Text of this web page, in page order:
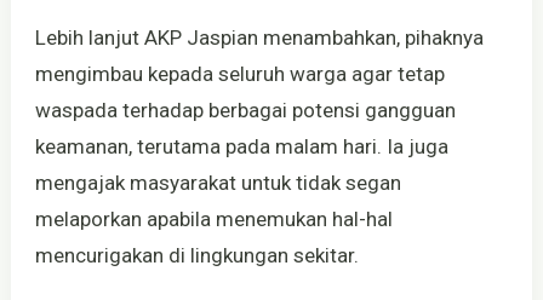
Lebih lanjut AKP Jaspian menambahkan, pihaknya
mengimbau kepada seluruh warga agar tetap
waspada terhadap berbagai potensi gangguan
keamanan, terutama pada malam hari. Ia juga
mengajak masyarakat untuk tidak segan
melaporkan apabila menemukan hal-hal
mencurigakan di lingkungan sekitar.